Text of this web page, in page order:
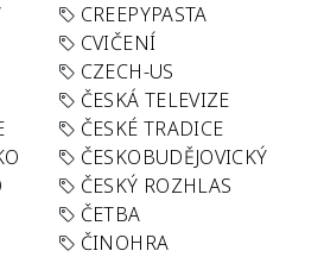
CREEPYPASTA
CVIČENÍ
CZECH-US
ČESKÁ TELEVIZE
ČESKÉ TRADICE
ČESKOBUDĚJOVICKÝ
ČESKÝ ROZHLAS
ČETBA
ČINOHRA